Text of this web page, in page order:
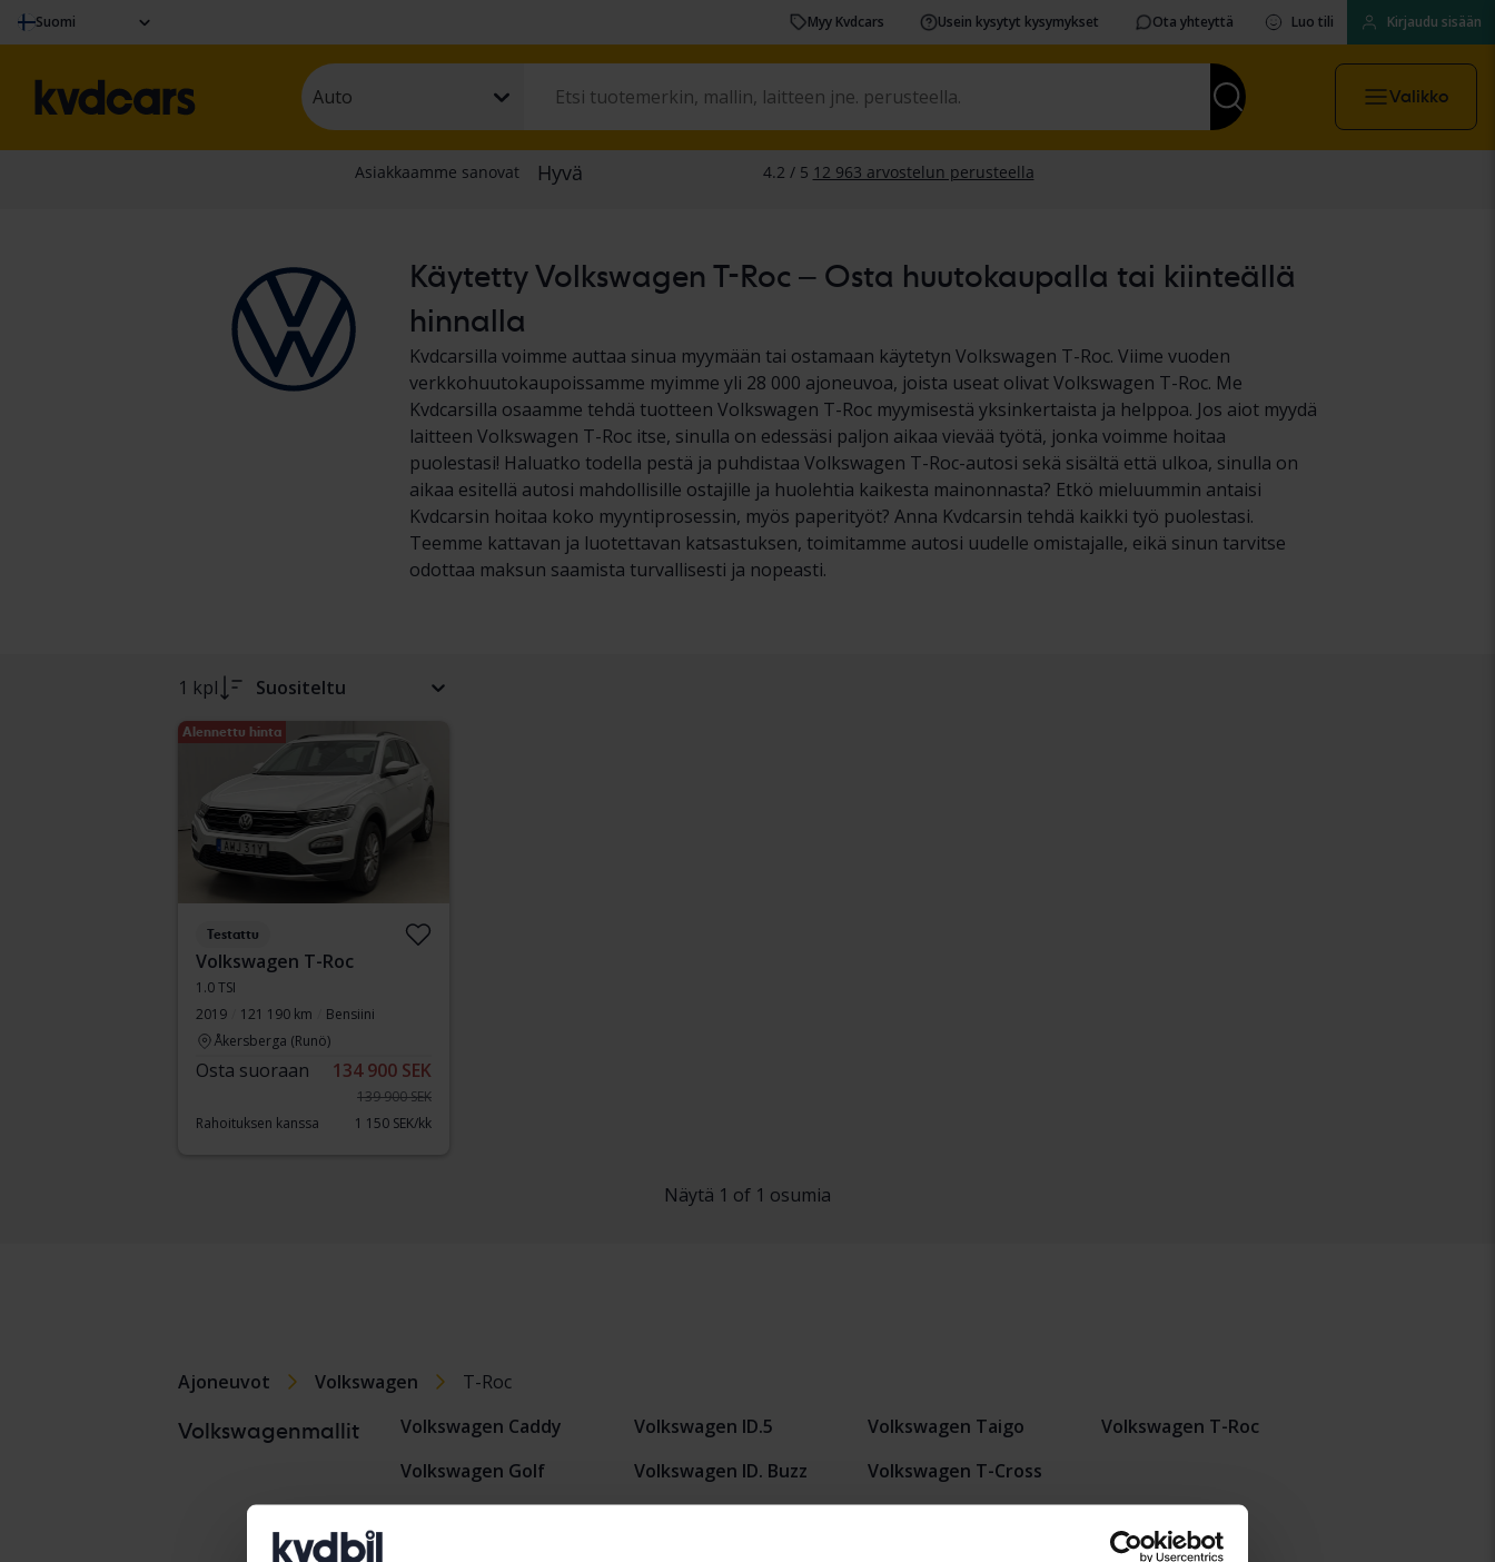
Suomi Myy Kvdcars Usein kysytyt kysymykset Ota yhteyttä Luo tili Kirjaudu sisään
Auto Valikko
Käytetty Volkswagen T-Roc – Osta huutokaupalla tai kiinteällä
hinnalla
Kvdcarsilla voimme auttaa sinua myymään tai ostamaan käytetyn Volkswagen T-Roc. Viime vuoden
verkkohuutokaupoissamme myimme yli 28 000 ajoneuvoa, joista useat olivat Volkswagen T-Roc. Me
Kvdcarsilla osaamme tehdä tuotteen Volkswagen T-Roc myymisestä yksinkertaista ja helppoa. Jos aiot myydä
laitteen Volkswagen T-Roc itse, sinulla on edessäsi paljon aikaa vievää työtä, jonka voimme hoitaa
puolestasi! Haluatko todella pestä ja puhdistaa Volkswagen T-Roc-autosi sekä sisältä että ulkoa, sinulla on
aikaa esitellä autosi mahdollisille ostajille ja huolehtia kaikesta mainonnasta? Etkö mieluummin antaisi
Kvdcarsin hoitaa koko myyntiprosessin, myös paperityöt? Anna Kvdcarsin tehdä kaikki työ puolestasi.
Teemme kattavan ja luotettavan katsastuksen, toimitamme autosi uudelle omistajalle, eikä sinun tarvitse
odottaa maksun saamista turvallisesti ja nopeasti.
1 kpl Suositeltu
Alennettu hinta
Testattu
Volkswagen T-Roc
1.0 TSI
2019
121 190 km
Bensiini
Åkersberga (Runö)
Osta suoraan 134 900 SEK
139 900 SEK
Rahoituksen kanssa
1 150 SEK/kk
Näytä 1 of 1 osumia
Ajoneuvot Volkswagen T-Roc
Volkswagenmallit
Volkswagen Caddy
Volkswagen Golf
Volkswagen ID.5
Volkswagen ID. Buzz
Volkswagen Taigo
Volkswagen T-Cross
Volkswagen T-Roc